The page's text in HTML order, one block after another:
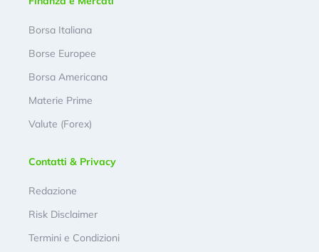
Borsa Italiana
Borse Europee
Borsa Americana
Materie Prime
Valute (Forex)
Contatti & Privacy
Redazione
Risk Disclaimer
Termini e Condizioni